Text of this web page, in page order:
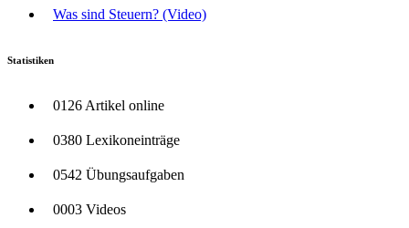
Was sind Steuern? (Video)
Statistiken
0126 Artikel online
0380 Lexikoneinträge
0542 Übungsaufgaben
0003 Videos